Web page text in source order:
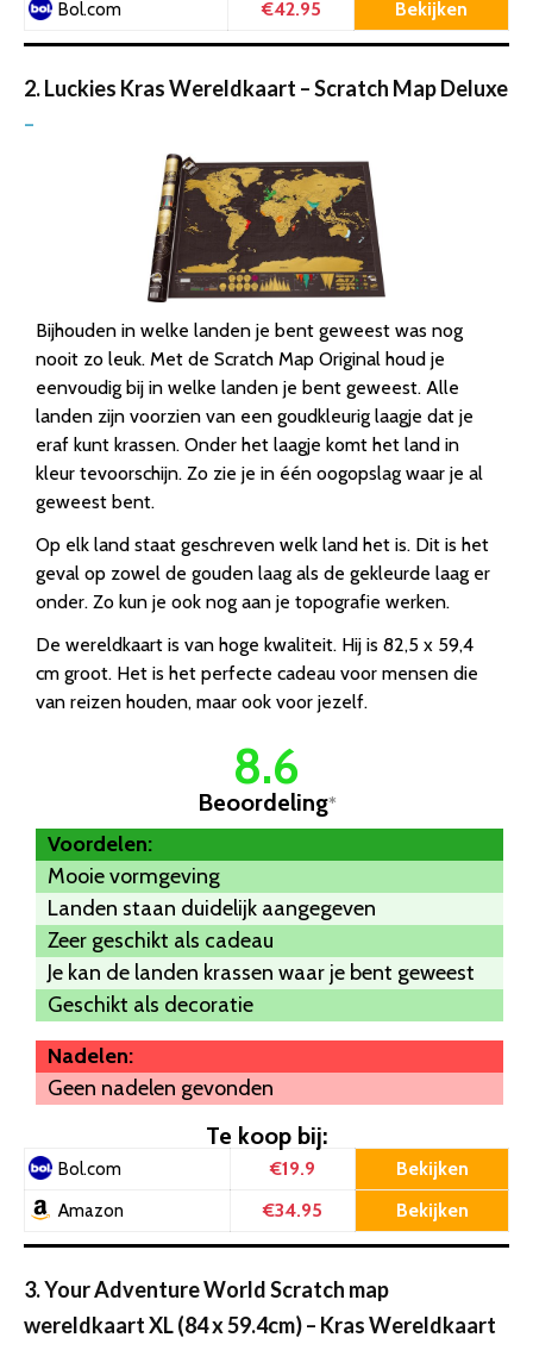
Bol.com €42.95 Bekijken
2. Luckies Kras Wereldkaart – Scratch Map Deluxe
–
Bijhouden in welke landen je bent geweest was nog
nooit zo leuk. Met de Scratch Map Original houd je
eenvoudig bij in welke landen je bent geweest. Alle
landen zijn voorzien van een goudkleurig laagje dat je
eraf kunt krassen. Onder het laagje komt het land in
kleur tevoorschijn. Zo zie je in één oogopslag waar je al
geweest bent.
Op elk land staat geschreven welk land het is. Dit is het
geval op zowel de gouden laag als de gekleurde laag er
onder. Zo kun je ook nog aan je topografie werken.
De wereldkaart is van hoge kwaliteit. Hij is 82,5 x 59,4
cm groot. Het is het perfecte cadeau voor mensen die
van reizen houden, maar ook voor jezelf.
8.6
Beoordeling*
Voordelen:
Mooie vormgeving
Landen staan duidelijk aangegeven
Zeer geschikt als cadeau
Je kan de landen krassen waar je bent geweest
Geschikt als decoratie
Nadelen:
Geen nadelen gevonden
Te koop bij:
Bol.com €19.9 Bekijken
Amazon €34.95 Bekijken
3. Your Adventure World Scratch map
wereldkaart XL (84 x 59.4cm) – Kras Wereldkaart